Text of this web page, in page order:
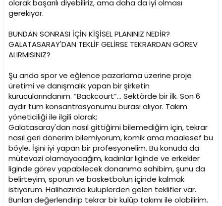
olarak başarılı diyebiliriz, ama daha da iyi olması
gerekiyor.
BUNDAN SONRASI İÇİN KİŞİSEL PLANINIZ NEDİR?
GALATASARAY'DAN TEKLİF GELİRSE TEKRARDAN GÖREV
ALIRMISINIZ?
Şu anda spor ve eğlence pazarlama üzerine proje
üretimi ve danışmalık yapan bir şirketin
kurucularındanım. “Backcourt”… Sektörde bir ilk. Son 6
aydır tüm konsantrasyonumu burası alıyor. Takım
yöneticiliği ile ilgili olarak;
Galatasaray'dan nasıl gittiğimi bilemediğim için, tekrar
nasıl geri dönerim bilemiyorum, komik ama maalesef bu
böyle. İşini iyi yapan bir profesyonelim. Bu konuda da
mütevazi olamayacağım, kadınlar liginde ve erkekler
liginde görev yapabilecek donanıma sahibim, şunu da
belirteyim, sporun ve basketbolun içinde kalmak
istiyorum. Halihazırda kulüplerden gelen teklifler var.
Bunları değerlendirip tekrar bir kulüp takımı ile olabilirim.